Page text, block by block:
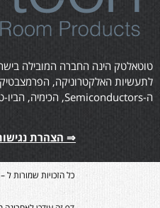
טוטאלטק הינה החברה המובילה
לתעשיות האלקטרוניקה,
ה-Semiconductors, הכימיה, הביו-טכנולוגיה וכן התעשיות הצבאיות.
⇒ הצהרת
כל הזכויות שמורות ל – Total tech 2025 ©